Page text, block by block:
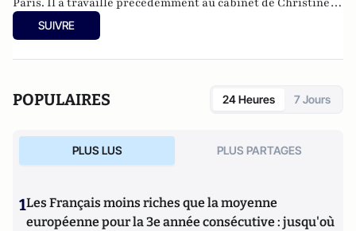
Paris. Il atravaillé précédemment au cabinet de Christine
Lagarde à Bercy, et à la BERD à Londres. Il est l’auteur de
romans et d’essais, et apparaît régulièrement dans les
SUIVRE
POPULAIRES 24 Heures 7 Jours
PLUS LUS PLUS PARTAGES
1Les Français moins riches que la moyenne
européenne pour la 3e année consécutive : jusqu'où